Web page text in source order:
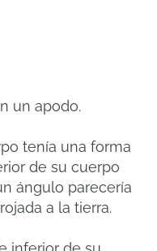
un apodo.
tenía una forma
de su cuerpo
ángulo parecería
a la tierra.